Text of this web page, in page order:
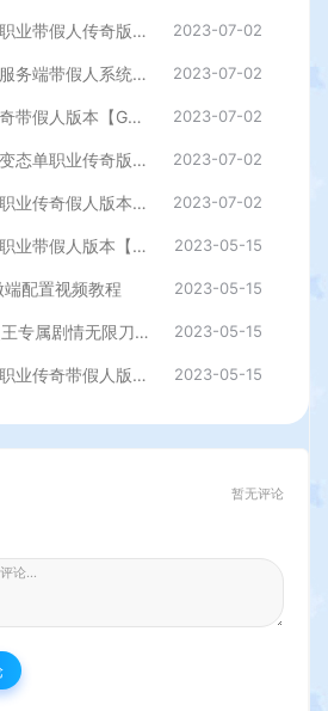
灾厄纪元追梦专属单职业带假人传奇版本【Gom引擎】 2023-07-02
传世酒鬼单职业传奇服务端带假人系统-残羽深渊-巨石幻境-梵天祭坛[GOM引擎] 2023-07-02
洪荒录中变单职业传奇带假人版本【Gom引擎】 2023-07-02
牛年happy无限刀速变态单职业传奇版本【Gom引擎】 2023-07-02
独家奇缘冰雪微变单职业传奇假人版本【Gom引擎】 2023-07-02
独家十年斩风传奇单职业带假人版本【Gom引擎】 2023-05-15
配置视频教程 2023-05-15
【Gom引擎】动漫之王专属剧情无限刀变态单职业传奇假人版本 2023-05-15
全新逍遥火龙打金三职业传奇带假人版本【Gom引擎】 2023-05-15
暂无评论